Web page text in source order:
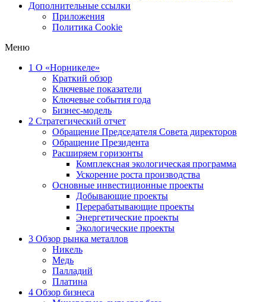
Дополнительные ссылки
Приложения
Политика Cookie
Меню
1 О «Норникеле»
Краткий обзор
Ключевые показатели
Ключевые события года
Бизнес-модель
2 Стратегический отчет
Обращение Председателя Совета директоров
Обращение Президента
Расширяем горизонты
Комплексная экологическая программа
Ускорение роста производства
Основные инвестиционные проекты
Добывающие проекты
Перерабатывающие проекты
Энергетические проекты
Экологические проекты
3 Обзор рынка металлов
Никель
Медь
Палладий
Платина
4 Обзор бизнеса